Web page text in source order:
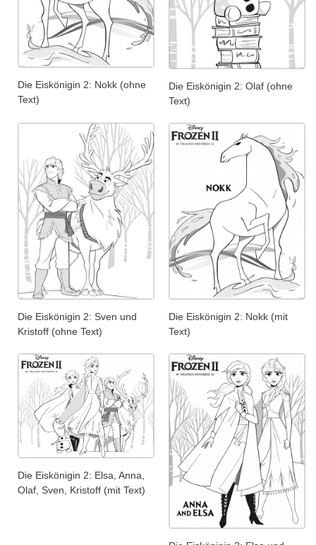
Die Eiskönigin 2: Nokk (ohne
Text)
Die Eiskönigin 2: Olaf (ohne
Text)
Die Eiskönigin 2: Sven und
Kristoff (ohne Text)
Die Eiskönigin 2: Nokk (mit
Text)
Die Eiskönigin 2: Elsa, Anna,
Olaf, Sven, Kristoff (mit Text)